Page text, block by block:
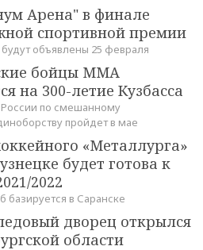
Арена" в финале
спортивной премии
будут объявлены 25 февраля
бойцы ММА
на 300-летие Кузбасса
по смешанному
пройдет в мае
«Металлурга»
будет готова к
2022
базируется в Саранске
дворец открылся
области